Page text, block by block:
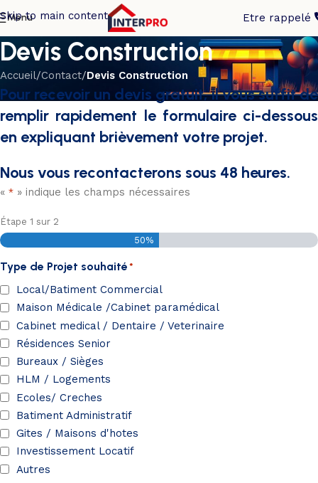
Skip to main content
Menu Etre rappelé
Devis Construction
Accueil/Contact/Devis Construction
Pour recevoir un devis gratuit, il vous suffit de
remplir rapidement le formulaire ci-dessous
en expliquant brièvement votre projet.
Nous vous recontacterons sous 48 heures.
« * » indique les champs nécessaires
Étape 1 sur 2
50%
Type de Projet souhaité *
Local/Batiment Commercial
Maison Médicale /Cabinet paramédical
Cabinet medical / Dentaire / Veterinaire
Résidences Senior
Bureaux / Sièges
HLM / Logements
Ecoles/ Creches
Batiment Administratif
Gites / Maisons d'hotes
Investissement Locatif
Autres